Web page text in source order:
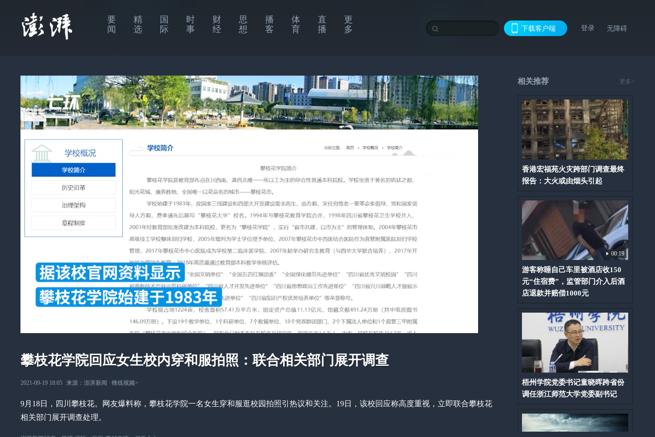
要
闻
精
选
国
际
时
事
财
经
思
想
播
客
体
育
直
播
更
多
下载客户端 登录 无障碍
攀枝花学院回应女生校内穿和服拍照：联合相关部门展开调查
2021-09-19 18:05 来源： 澎湃新闻 ∙ 锋线视频>
9月18日，四川攀枝花。网友爆料称，攀枝花学院一名女生穿和服逛校园拍照引热议和关注。19日，该校回应称高度重视，立即联合攀枝花
相关部门展开调查处理。
相关推荐 更多>
香港宏福苑火灾跨部门调查最终
报告：大火或由烟头引起
00:19
游客称睡自己车里被酒店收150
元“住宿费”，监管部门介入后酒
店退款并赔偿1000元
梧州学院党委书记童晓晖跨省份
调任浙江师范大学党委副书记